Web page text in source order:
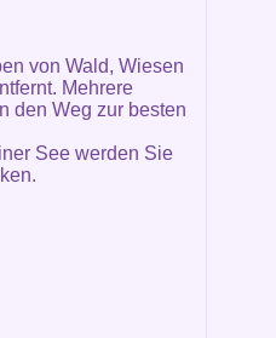
von Wald, Wiesen
Mehrere
den Weg zur besten
See werden Sie